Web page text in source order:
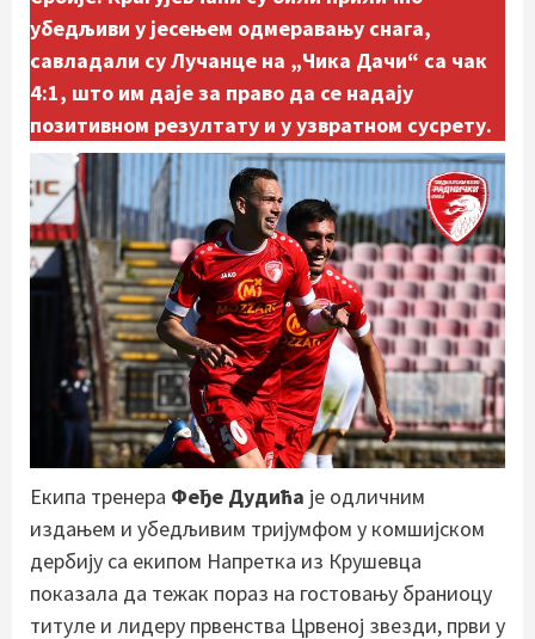
убедљиви у јесењем одмеравању снага,
савладали су Лучанце на „Чика Дачи“ са чак
4:1, што им даје за право да се надају
позитивном резултату и у узвратном сусрету.
Екипа тренера Феђе Дудића је одличним
издањем и убедљивим тријумфом у комшијском
дербију са екипом Напретка из Крушевца
показала да тежак пораз на гостовању браниоцу
титуле и лидеру првенства Црвеној звезди, први у